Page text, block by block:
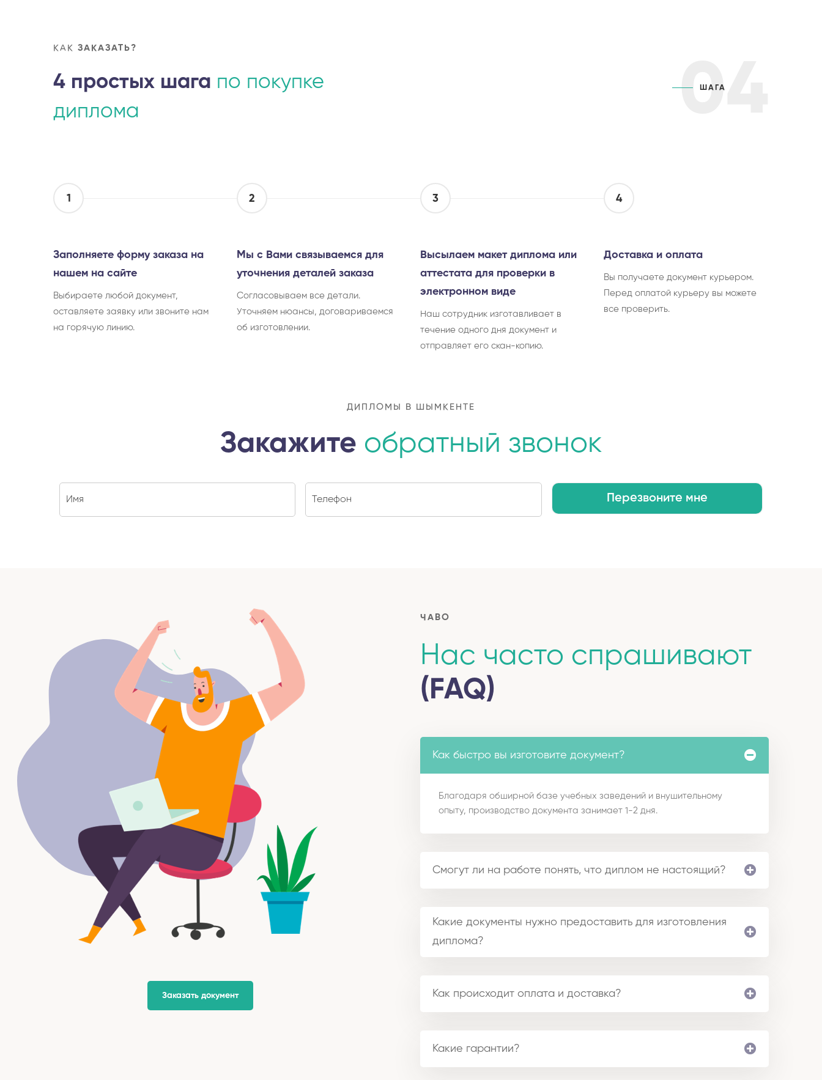
КАК ЗАКАЗАТЬ?
4 простых шага по покупке
диплома
04
ШАГА
1
Заполняете форму заказа на
нашем на сайте
Выбираете любой документ,
оставляете заявку или звоните нам
на горячую линию.
2
Мы с Вами связываемся для
уточнения деталей заказа
Согласовываем все детали.
Уточняем нюансы, договариваемся
об изготовлении.
3
Высылаем макет диплома или
аттестата для проверки в
электронном виде
Наш сотрудник изготавливает в
течение одного дня документ и
отправляет его скан-копию.
4
Доставка и оплата
Вы получаете документ курьером.
Перед оплатой курьеру вы можете
все проверить.
ДИПЛОМЫ В ШЫМКЕНТЕ
Закажите обратный звонок
Перезвоните мне
Заказать документ
ЧАВО
Нас часто спрашивают
(FAQ)
Как быстро вы изготовите документ?
Благодаря обширной базе учебных заведений и внушительному
опыту, производство документа занимает 1-2 дня.
Смогут ли на работе понять, что диплом не настоящий?
Какие документы нужно предоставить для изготовления
диплома?
Как происходит оплата и доставка?
Какие гарантии?